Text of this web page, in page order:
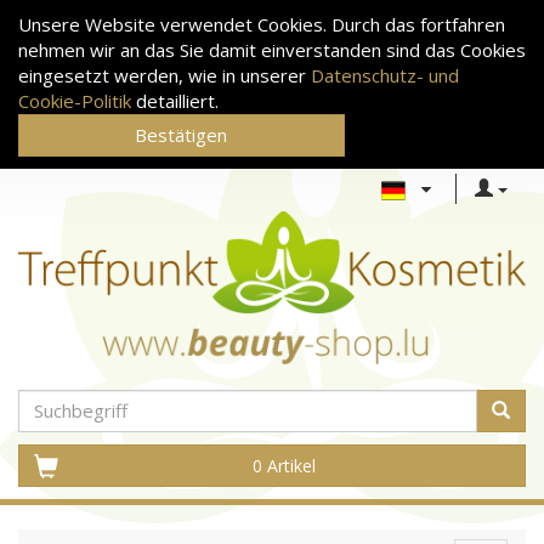
Unsere Website verwendet Cookies. Durch das fortfahren
nehmen wir an das Sie damit einverstanden sind das Cookies
eingesetzt werden, wie in unserer Datenschutz- und
Cookie-Politik detailliert.
Bestätigen
0 Artikel